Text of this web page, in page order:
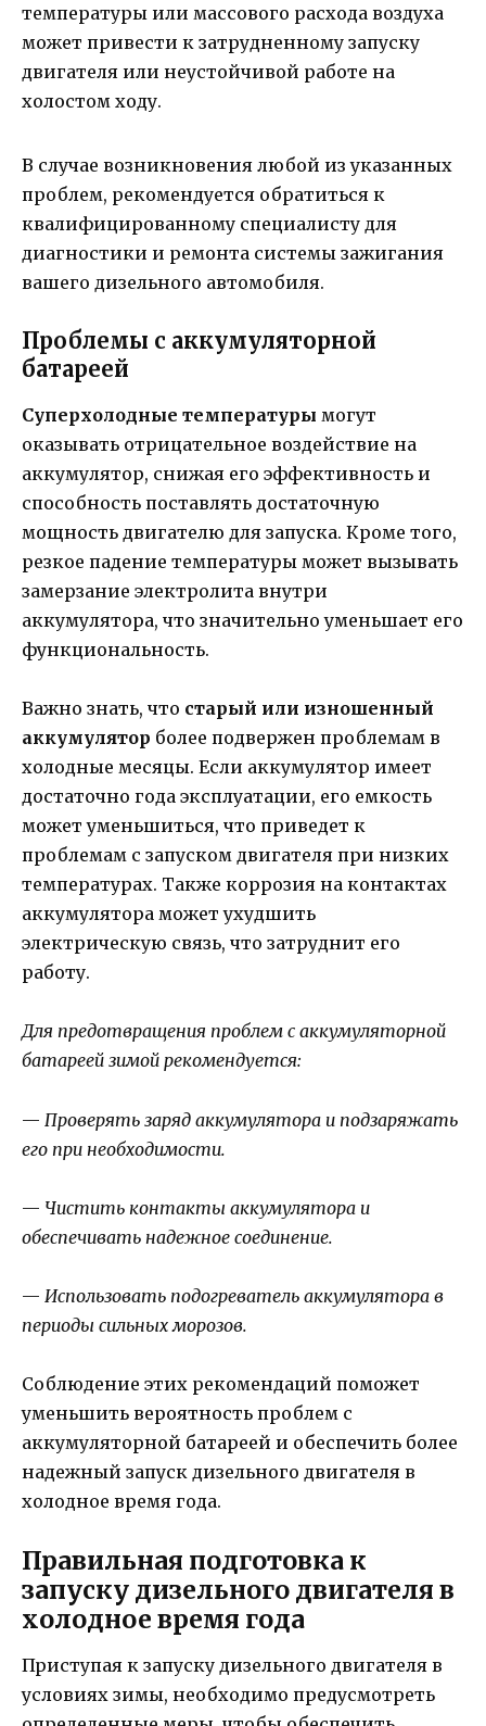
температуры или массового расхода воздуха
может привести к затрудненному запуску
двигателя или неустойчивой работе на
холостом ходу.
В случае возникновения любой из указанных
проблем, рекомендуется обратиться к
квалифицированному специалисту для
диагностики и ремонта системы зажигания
вашего дизельного автомобиля.
Проблемы с аккумуляторной
батареей
Суперхолодные температуры могут
оказывать отрицательное воздействие на
аккумулятор, снижая его эффективность и
способность поставлять достаточную
мощность двигателю для запуска. Кроме того,
резкое падение температуры может вызывать
замерзание электролита внутри
аккумулятора, что значительно уменьшает его
функциональность.
Важно знать, что старый или изношенный
аккумулятор более подвержен проблемам в
холодные месяцы. Если аккумулятор имеет
достаточно года эксплуатации, его емкость
может уменьшиться, что приведет к
проблемам с запуском двигателя при низких
температурах. Также коррозия на контактах
аккумулятора может ухудшить
электрическую связь, что затруднит его
работу.
Для предотвращения проблем с аккумуляторной
батареей зимой рекомендуется:
— Проверять заряд аккумулятора и подзаряжать
его при необходимости.
— Чистить контакты аккумулятора и
обеспечивать надежное соединение.
— Использовать подогреватель аккумулятора в
периоды сильных морозов.
Соблюдение этих рекомендаций поможет
уменьшить вероятность проблем с
аккумуляторной батареей и обеспечить более
надежный запуск дизельного двигателя в
холодное время года.
Правильная подготовка к
запуску дизельного двигателя в
холодное время года
Приступая к запуску дизельного двигателя в
условиях зимы, необходимо предусмотреть